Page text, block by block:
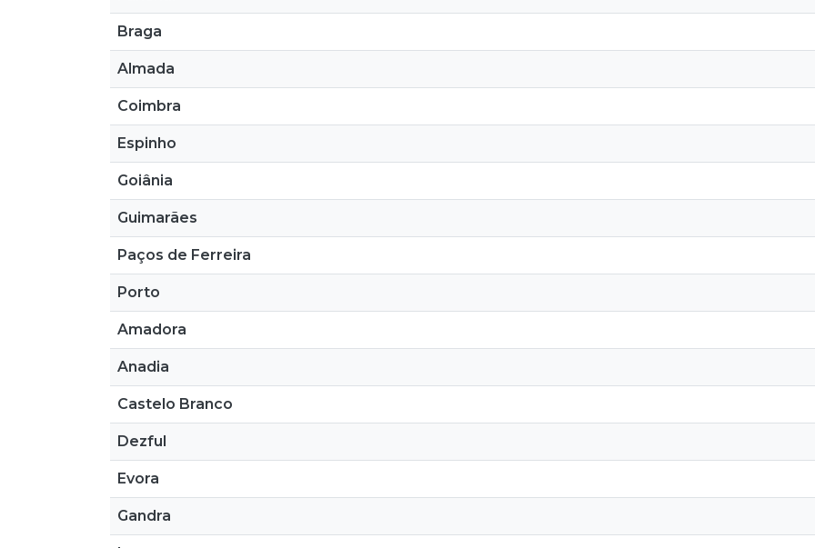
Braga
Almada
Coimbra
Espinho
Goiânia
Guimarães
Paços de Ferreira
Porto
Amadora
Anadia
Castelo Branco
Dezful
Evora
Gandra